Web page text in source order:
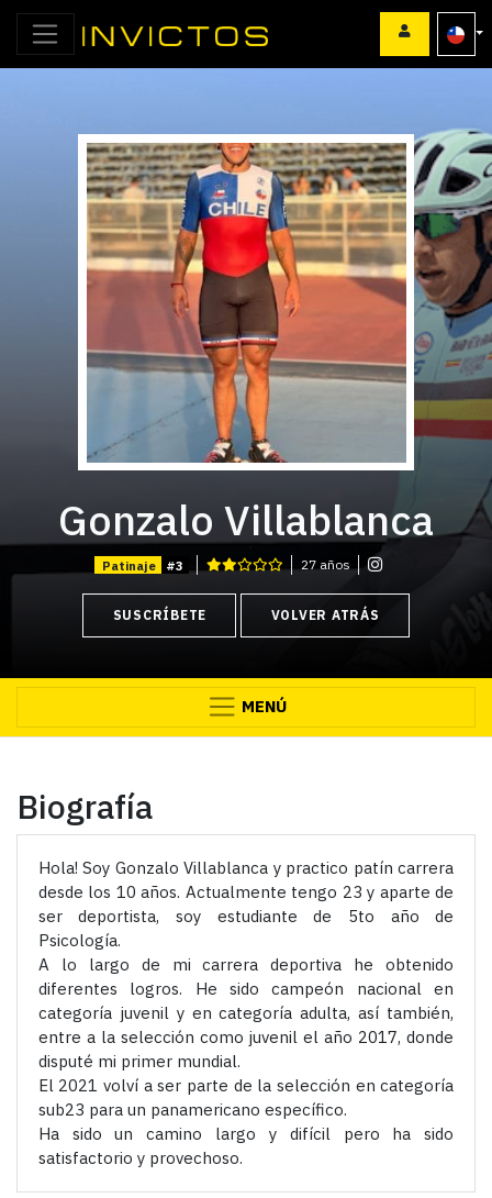
Gonzalo Villablanca
Patinaje #3 27 años
SUSCRÍBETE VOLVER ATRÁS
MENÚ
Biografía
Hola! Soy Gonzalo Villablanca y practico patín carrera
desde los 10 años. Actualmente tengo 23 y aparte de
ser deportista, soy estudiante de 5to año de
Psicología.
A lo largo de mi carrera deportiva he obtenido
diferentes logros. He sido campeón nacional en
categoría juvenil y en categoría adulta, así también,
entre a la selección como juvenil el año 2017, donde
disputé mi primer mundial.
El 2021 volví a ser parte de la selección en categoría
sub23 para un panamericano específico.
Ha sido un camino largo y difícil pero ha sido
satisfactorio y provechoso.